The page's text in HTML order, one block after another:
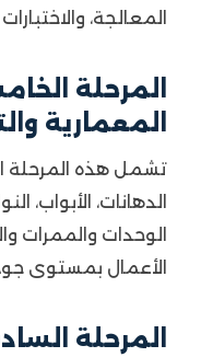
المعالجة،
المرحلة
المعمارية
تشمل هذه المرحلة
الدهانات، الأبواب،
الوحدات والممرات
الأعمال بمستوى
المرحلة